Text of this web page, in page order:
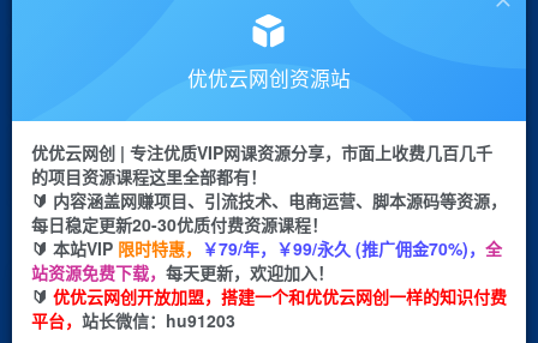
会员专属推广链接
挂机 项目
脚本卡密
APP下载
GO
首页 会员免费 正文
个人IP底层逻辑-​掌握年入千万的10个新技能，约
会底层IP的打造方法！
优优云网创资源站
优优云网创 | 专注优质VIP网课资源分享，市面上收费几百几千
的项目资源课程这里全部都有！
🔰 内容涵盖网赚项目、引流技术、电商运营、脚本源码等资源，
每日稳定更新20-30优质付费资源课程！
🔰 本站VIP 限时特惠， ￥79/年，￥99/永久 (推广佣金70%)， 全
站资源免费下载， 每天更新，欢迎加入！
🔰 优优云网创开放加盟，搭建一个和优优云网创一样的知识付费
平台， 站长微信：hu91203